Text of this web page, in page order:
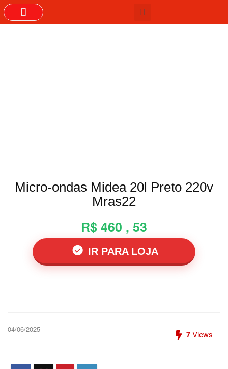
Micro-ondas Midea 20l Preto 220v
Mras22
R$ 460 , 53
IR PARA LOJA
04/06/2025 7Views